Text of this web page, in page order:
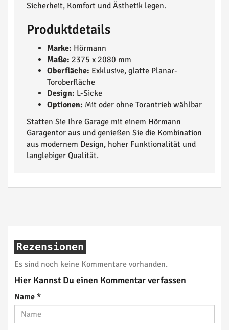
Sicherheit, Komfort und Ästhetik legen.
Produktdetails
Marke: Hörmann
Maße: 2375 x 2080 mm
Oberfläche: Exklusive, glatte Planar-
Toroberfläche
Design: L-Sicke
Optionen: Mit oder ohne Torantrieb wählbar
Statten Sie Ihre Garage mit einem Hörmann
Garagentor aus und genießen Sie die Kombination
aus modernem Design, hoher Funktionalität und
langlebiger Qualität.
Rezensionen
Es sind noch keine Kommentare vorhanden.
Hier Kannst Du einen Kommentar verfassen
Name *